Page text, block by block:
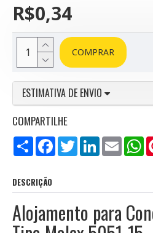
R$0,34
COMPRAR
ESTIMATIVA DE ENVIO
COMPARTILHE
Compartilhar
FacebookTwitterLinkedInEmail
DESCRIÇÃO
Alojamento para